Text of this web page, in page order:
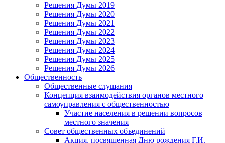
Решения Думы 2019
Решения Думы 2020
Решения Думы 2021
Решения Думы 2022
Решения Думы 2023
Решения Думы 2024
Решения Думы 2025
Решения Думы 2026
Общественность
Общественные слушания
Концепция взаимодействия органов местного
самоуправления с общественностью
Участие населения в решении вопросов
местного значения
Совет общественных объединений
Акция, посвященная Дню рождения Г.И.